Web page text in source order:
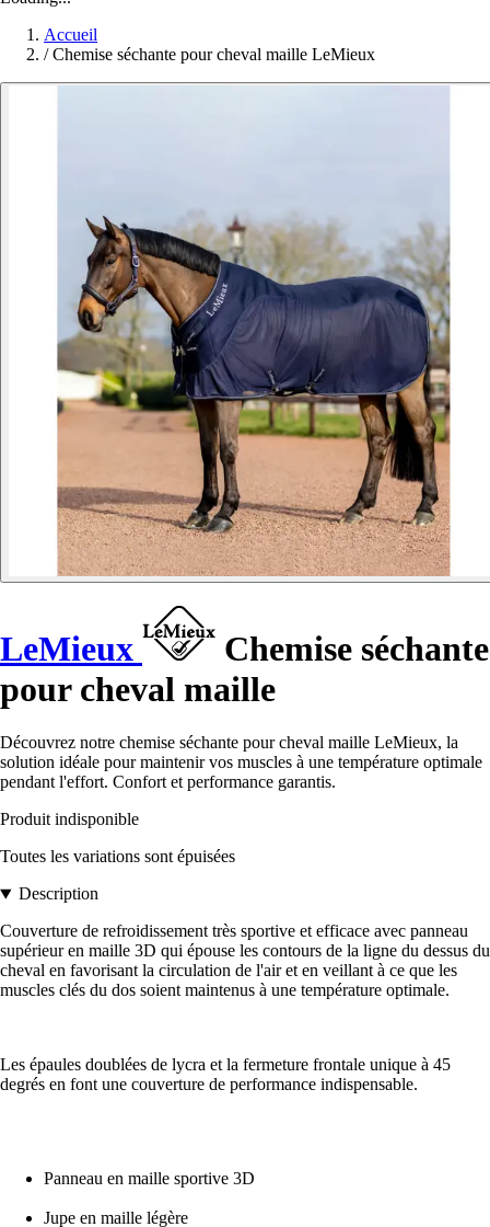
Accueil
/ Chemise séchante pour cheval maille LeMieux
LeMieux
Chemise séchante
pour cheval maille
Découvrez notre chemise séchante pour cheval maille LeMieux, la
solution idéale pour maintenir vos muscles à une température optimale
pendant l'effort. Confort et performance garantis.
Produit indisponible
Toutes les variations sont épuisées
Description
Couverture de refroidissement très sportive et efficace avec panneau
supérieur en maille 3D qui épouse les contours de la ligne du dessus du
cheval en favorisant la circulation de l'air et en veillant à ce que les
muscles clés du dos soient maintenus à une température optimale.
Les épaules doublées de lycra et la fermeture frontale unique à 45
degrés en font une couverture de performance indispensable.
Panneau en maille sportive 3D
Jupe en maille légère